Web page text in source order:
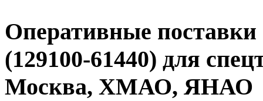
Оперативные
(129100-61440) для
Москва, ХМАО, ЯНАО